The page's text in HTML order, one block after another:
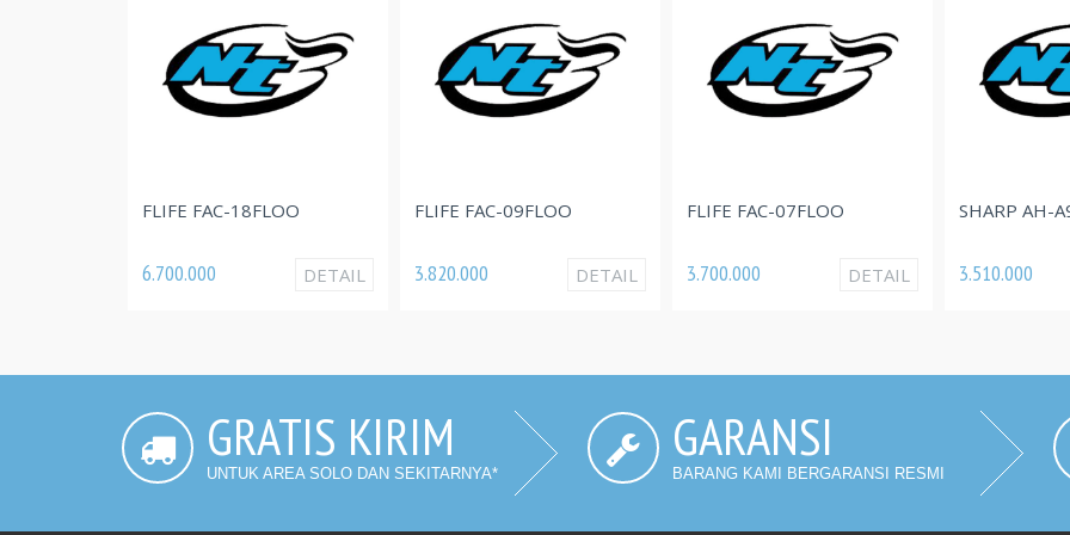
FLIFE FAC-18FLOO
6.700.000 DETAIL
FLIFE FAC-09FLOO
3.820.000 DETAIL
FLIFE FAC-07FLOO
3.700.000 DETAIL
SHARP AH-
3.510.000
GRATIS KIRIM
UNTUK AREA SOLO DAN SEKITARNYA*
GARANSI
BARANG KAMI BERGARANSI RESMI